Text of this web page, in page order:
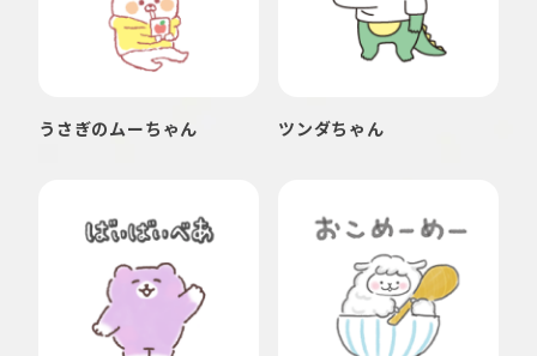
うさぎのムーちゃん ツンダちゃん